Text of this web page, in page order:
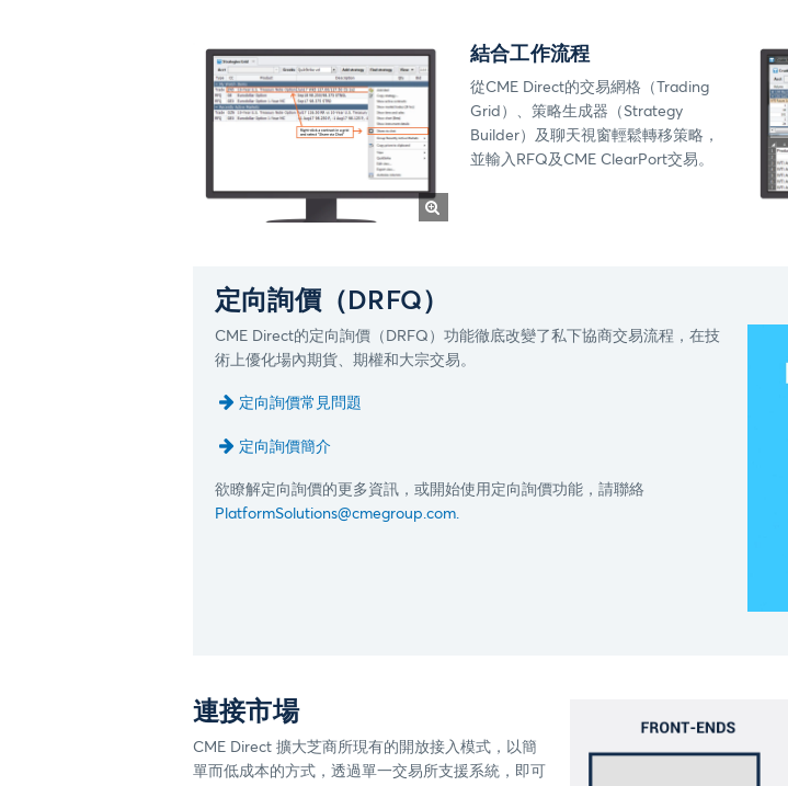
結合工作流程
從CME Direct的交易網格（Trading
Grid）、策略生成器（Strategy
Builder）及聊天視窗輕鬆轉移策略，
並輸入RFQ及CME ClearPort交易。
定向詢價（DRFQ）
CME Direct的定向詢價（DRFQ）功能徹底改變了私下協商交易流程，在技
術上優化場內期貨、期權和大宗交易。
定向詢價常見問題
定向詢價簡介
欲瞭解定向詢價的更多資訊，或開始使用定向詢價功能，請聯絡
PlatformSolutions@cmegroup.com.
連接市場
CME Direct 擴大芝商所現有的開放接入模式，以簡
單而低成本的方式，透過單一交易所支援系統，即可